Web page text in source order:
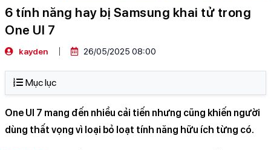
6 tính năng hay bị Samsung khai tử trong
One UI 7
kayden 26/05/2025 08:00
Mục lục
One UI 7 mang đến nhiều cải tiến nhưng cũng khiến người
dùng thất vọng vì loại bỏ loạt tính năng hữu ích từng có.